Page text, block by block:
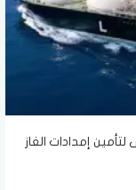
إمدادات الغاز